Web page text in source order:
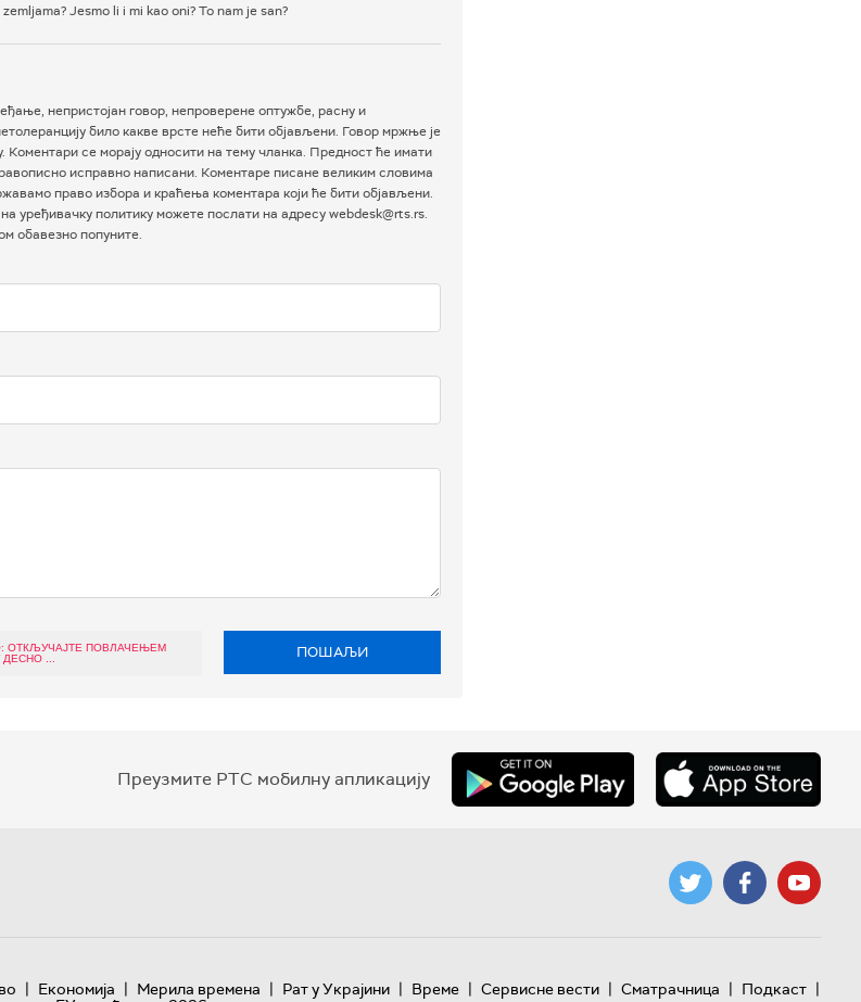
Jesmo li i mi kao oni? To nam je san?
непристојан говор, непроверене оптужбе, расну и
било какве врсте неће бити објављени. Говор мржње је
Коментари се морају односити на тему чланка. Предност ће имати
исправно написани. Коментаре писане великим словима
право избора и краћења коментара који ће бити објављени.
уређивачку политику можете послати на адресу webdesk@rts.rs.
обавезно попуните.
ОТКЉУЧАЈТЕ ПОВЛАЧЕЊЕМ
...
ПОШАЉИ
Преузмите РТС мобилну апликацију
| Економија | Мерила времена | Рат у Украјини | Време | Сервисне вести | Сматрачница | Подкаст |